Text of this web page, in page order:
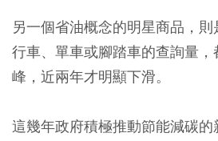
另一個省油概念的明星商品，
行車、單車或腳踏車的查詢量
峰，近兩年才明顯下滑。
這幾年政府積極推動節能減碳